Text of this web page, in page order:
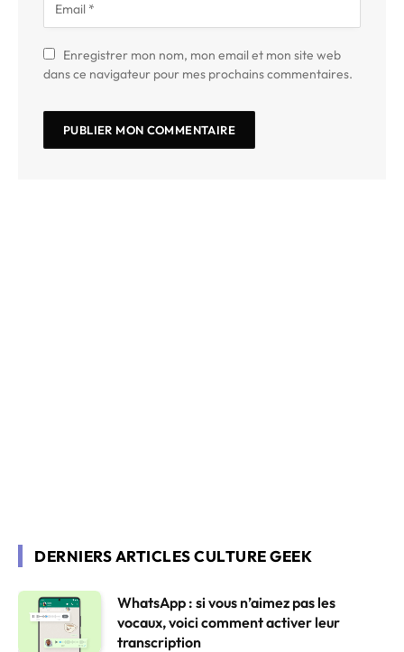
Enregistrer mon nom, mon email et mon site web
dans ce navigateur pour mes prochains commentaires.
DERNIERS ARTICLES CULTURE GEEK
WhatsApp : si vous n’aimez pas les
vocaux, voici comment activer leur
transcription